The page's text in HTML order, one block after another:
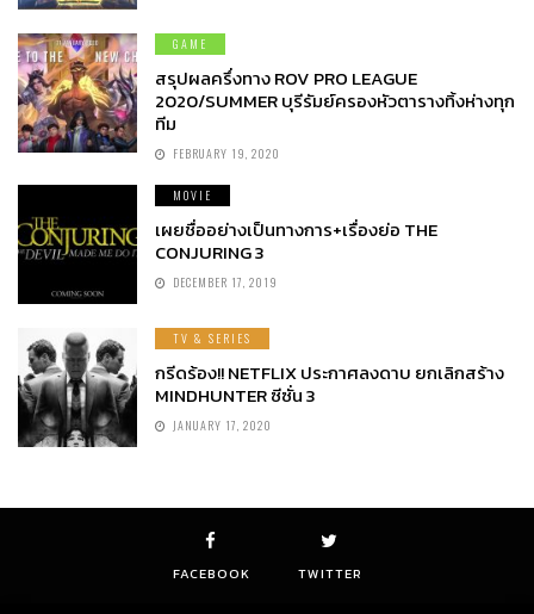
GAME
สรุปผลครึ่งทาง ROV PRO LEAGUE
2020/SUMMER บุรีรัมย์ครองหัวตารางทิ้งห่างทุก
ทีม
FEBRUARY 19, 2020
MOVIE
เผยชื่ออย่างเป็นทางการ+เรื่องย่อ THE
CONJURING 3
DECEMBER 17, 2019
TV & SERIES
กรีดร้อง!! NETFLIX ประกาศลงดาบ ยกเลิกสร้าง
MINDHUNTER ซีซั่น 3
JANUARY 17, 2020
FACEBOOK TWITTER